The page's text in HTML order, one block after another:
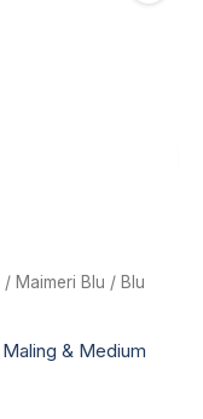
/ Maimeri Blu / Blu
Maling & Medium